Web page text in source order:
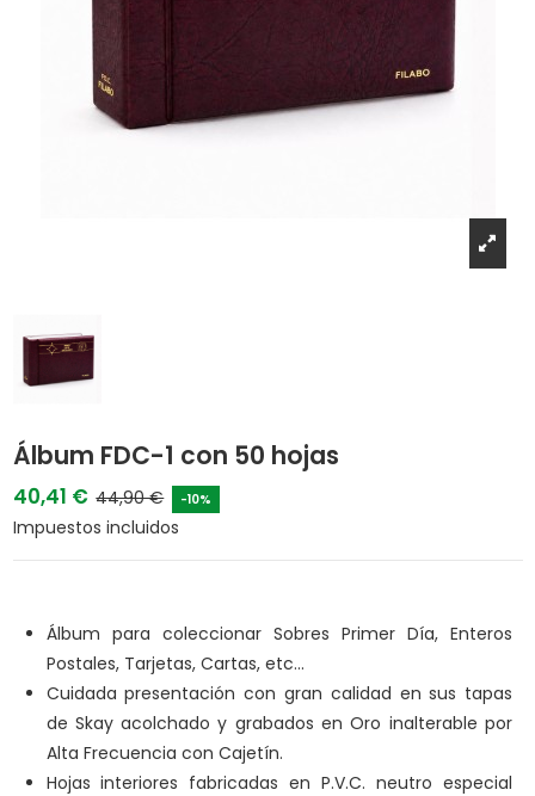
Álbum FDC-1 con 50 hojas
40,41 € 44,90 € -10%
Impuestos incluidos
Álbum para coleccionar Sobres Primer Día, Enteros
Postales, Tarjetas, Cartas, etc...
Cuidada presentación con gran calidad en sus tapas
de Skay acolchado y grabados en Oro inalterable por
Alta Frecuencia con Cajetín.
Hojas interiores fabricadas en P.V.C. neutro especial